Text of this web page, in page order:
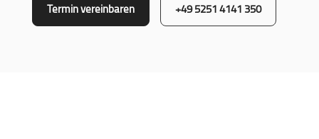
Termin vereinbaren +49 5251 4141 350